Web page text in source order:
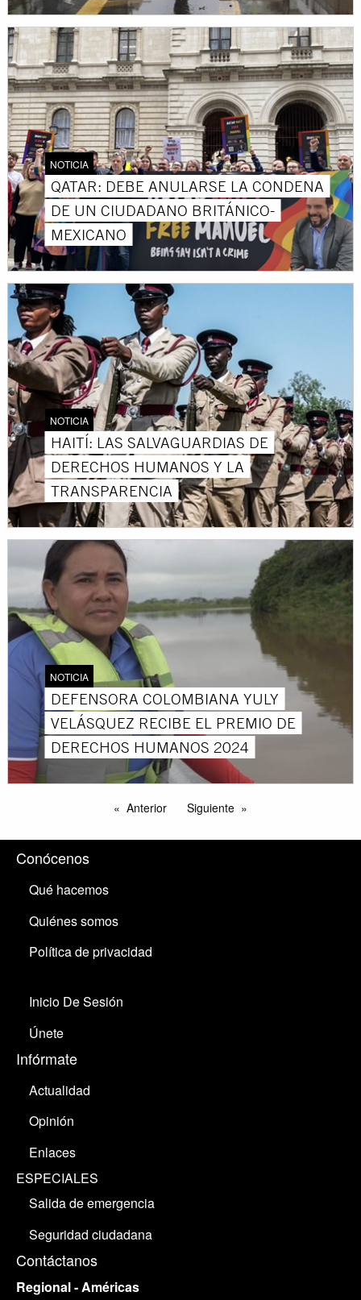
NOTICIA
QATAR: DEBE ANULARSE LA CONDENA
DE UN CIUDADANO BRITÁNICO-
MEXICANO
NOTICIA
HAITÍ: LAS SALVAGUARDIAS DE
DERECHOS HUMANOS Y LA
TRANSPARENCIA
NOTICIA
DEFENSORA COLOMBIANA YULY
VELÁSQUEZ RECIBE EL PREMIO DE
DERECHOS HUMANOS 2024
Anterior Siguiente
Conócenos
Qué hacemos
Quiénes somos
Política de privacidad
Inicio De Sesión
Únete
Infórmate
Actualidad
Opinión
Enlaces
ESPECIALES
Salida de emergencia
Seguridad ciudadana
Contáctanos
Regional - Américas